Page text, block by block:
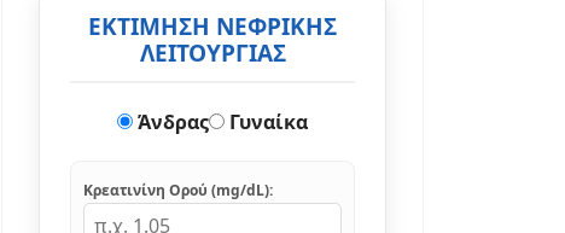
ΕΚΤΙΜΗΣΗ ΝΕΦΡΙΚΗΣ
ΛΕΙΤΟΥΡΓΙΑΣ
Άνδρας Γυναίκα
Κρεατινίνη Ορού (mg/dL):